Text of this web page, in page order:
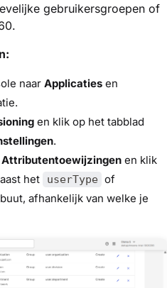
gebruikersgroepen of
naar Applicaties en
en klik op het tabblad
.
Attributentoewijzingen en klik
het userType of
afhankelijk van welke je